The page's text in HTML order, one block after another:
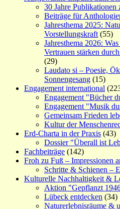
30 Jahre
Beiträge für
Jahresthema 2025:
Vorstellungskraft (55)
Jahresthema 2026:
Vertrauen stärken
(29)
Laudato si – Poesie,
Sonnengesang (15)
Engagement international
Engagement "Bücher
Engagement "Musik
Gemeinsam Frieden
Kultur der
Erd-Charta in der Praxis (43)
Dossier "Überall ist
Fachbeiträge (142)
Froh zu Fuß – Impressionen
Schritte & Schienen –
Kulturelle Nachhaltigkeit &
Aktion "Gepflanzt
Lübeck entdecken (34)
Naturerlebnisräume &